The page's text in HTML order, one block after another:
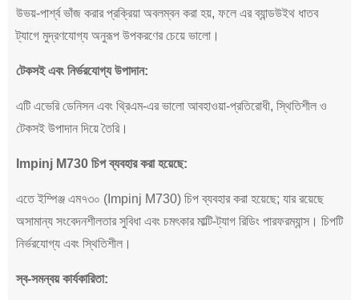
উভয়-পার্শ্ব ভাঁজ করার প্রক্রিয়া অবলম্বন করা হয়, ফলে এর ব্যান্ডউইথ ধাতব
ট্যাগে মুদ্রণযোগ্য অনুরূপ উপকরণের চেয়ে ভালো।
টেকসই এবং নির্ভরযোগ্য উপাদান:
এটি এভেরি ডেনিসন এবং থ্রিএম-এর ভালো আবহাওয়া-প্রতিরোধী, স্থিতিশীল ও
টেকসই উপাদান দিয়ে তৈরি।
Impinj M730 চিপ ব্যবহার করা হয়েছে:
এতে ইম্পিঞ্জ এম৭৩০ (Impinj M730) চিপ ব্যবহার করা হয়েছে; যার রয়েছে
অসামান্য সংবেদনশীলতার সুবিধা এবং চমৎকার মাল্টি-ট্যাগ রিডিং পারফরম্যান্স। চিপটি
নির্ভরযোগ্য এবং স্থিতিশীল।
স্ব-সমন্বয় কার্যকারিতা: